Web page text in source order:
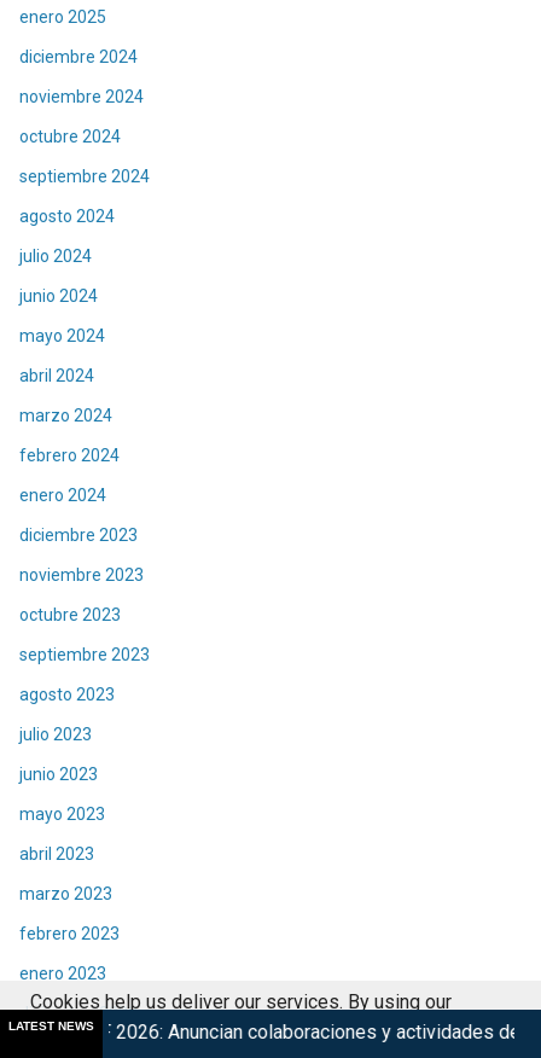
enero 2025
diciembre 2024
noviembre 2024
octubre 2024
septiembre 2024
agosto 2024
julio 2024
junio 2024
mayo 2024
abril 2024
marzo 2024
febrero 2024
enero 2024
diciembre 2023
noviembre 2023
octubre 2023
septiembre 2023
agosto 2023
julio 2023
junio 2023
mayo 2023
abril 2023
marzo 2023
febrero 2023
enero 2023
diciembre 2022
LATEST NEWScolaboraciones y actividades de su 15° edición
Cookies help us deliver our services. By using our
services, you agree to our use of cookies.
Got it